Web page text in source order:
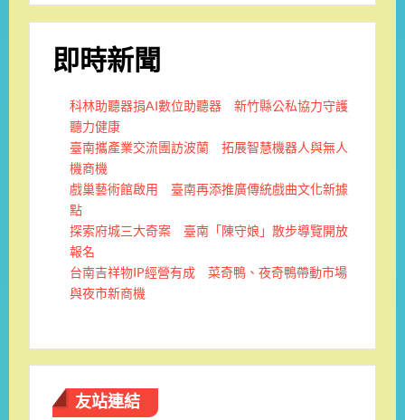
即時新聞
科林助聽器捐AI數位助聽器 新竹縣公私協力守護
聽力健康
臺南攜產業交流團訪波蘭 拓展智慧機器人與無人
機商機
戲巢藝術館啟用 臺南再添推廣傳統戲曲文化新據
點
探索府城三大奇案 臺南「陳守娘」散步導覽開放
報名
台南吉祥物IP經營有成 菜奇鴨、夜奇鴨帶動市場
與夜市新商機
友站連結